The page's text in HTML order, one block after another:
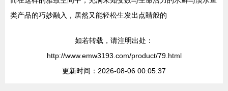
类产品的巧妙融入，居然又能轻松生发出点睛般的
如若转载，请注明出处：
http://www.emw3193.com/product/79.html
更新时间：2026-08-06 00:05:37